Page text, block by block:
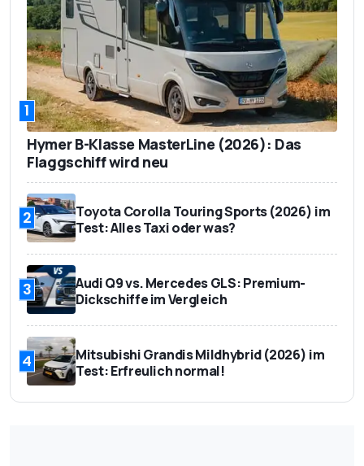
1
Hymer B-Klasse MasterLine (2026): Das
Flaggschiff wird neu
2
Toyota Corolla Touring Sports (2026) im
Test: Alles Taxi oder was?
3
Audi Q9 vs. Mercedes GLS: Premium-
Dickschiffe im Vergleich
4
Mitsubishi Grandis Mildhybrid (2026) im
Test: Erfreulich normal!